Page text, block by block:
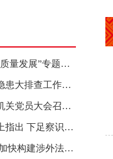
自治区政协召开“推动向海经济高质量发展”专题调研座谈会 钱学明出席并讲话
孙大伟到南宁督导检查地质灾害隐患大排查工作时强调 筑牢地质灾害安全防线 全力保障人民群众生命财产安全
中共政协广西壮族自治区委员会机关党员大会召开 选举产生新一届机关党委、机关纪委
孙大伟在自治区政协专题协商会上指出 下足察识谋督之功 恪尽服务大局之责 助推有色金属、关键金属产业高质量发展
巫家世在南宁、北海调研时提出 加快构建涉外法律供给集群 护航向海经济高质量发展